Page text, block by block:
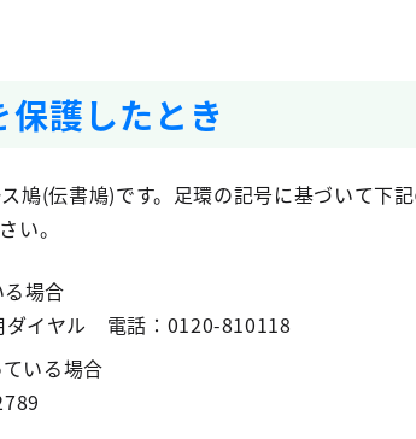
護したとき
鳩(伝書鳩)です。足環の記号に基づいて下
い。
場合
ダイヤル 電話：0120-810118
いる場合